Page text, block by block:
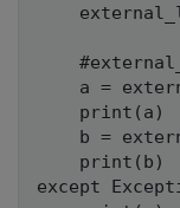
a =
    print(a)
b =
    print(b)
except